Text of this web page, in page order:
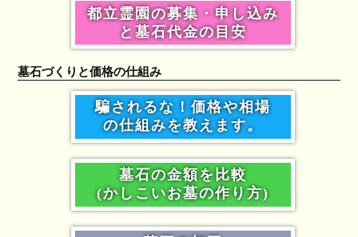
都立霊園の募集・申し込み
と墓石代金の目安
墓石づくりと価格の仕組み
騙されるな！価格や相場
の仕組みを教えます。
墓石の金額を比較
(かしこいお墓の作り方)